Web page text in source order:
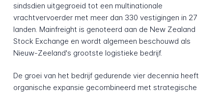
sindsdien uitgegroeid tot een multinationale
vrachtvervoerder met meer dan 330 vestigingen in 27
landen. Mainfreight is genoteerd aan de New Zealand
Stock Exchange en wordt algemeen beschouwd als
Nieuw-Zeeland's grootste logistieke bedrijf.
De groei van het bedrijf gedurende vier decennia heeft
organische expansie gecombineerd met strategische